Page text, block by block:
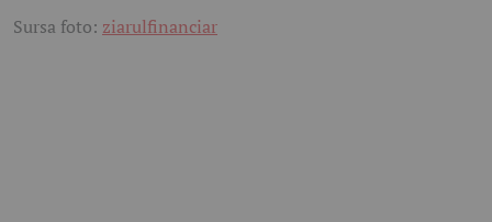
Sursa foto: ziarulfinanciar